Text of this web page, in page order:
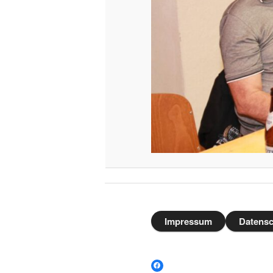
Impressum
Facebook